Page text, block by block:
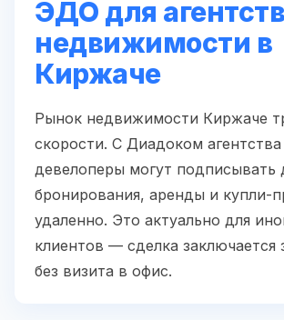
ЭДО для агентств
недвижимости в
Киржаче
Рынок недвижимости Киржаче
скорости. С Диадоком агентства
девелоперы могут подписывать
бронирования, аренды и купли-
удаленно. Это актуально для
клиентов — сделка заключается
без визита в офис.